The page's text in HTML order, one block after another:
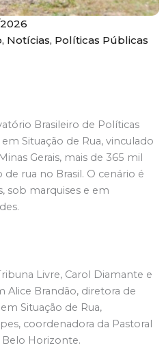
, Notícias, Políticas Públicas
Brasileiro de Políticas
Situação de Rua, vinculado
Gerais, mais de 365 mil
rua no Brasil. O cenário é
sob marquises e em
Livre, Carol Diamante e
Alice Brandão, diretora de
Situação de Rua,
coordenadora da Pastoral
Belo Horizonte.